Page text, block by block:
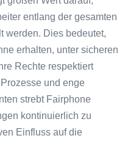
entlang der gesamten
werden. Dies bedeutet,
erhalten, unter sicheren
Rechte respektiert
und enge
strebt Fairphone
kontinuierlich zu
Einfluss auf die